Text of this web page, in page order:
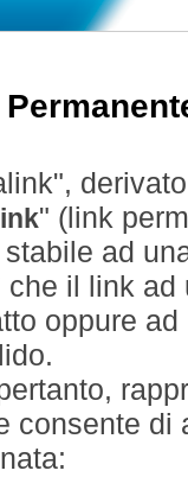
" (link
ad
il link
oppure
consente